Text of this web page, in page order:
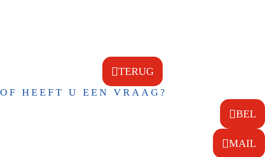
TERUG
OF HEEFT U EEN VRAAG?
BEL
MAIL